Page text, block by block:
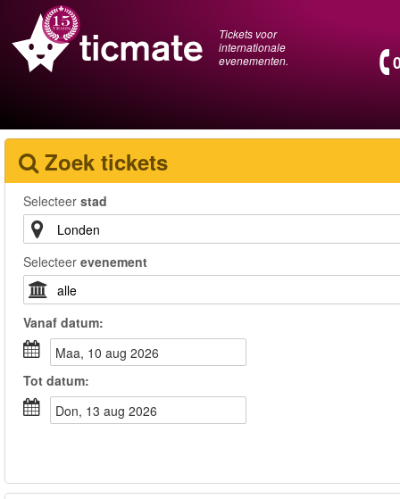
Tickets voor
internationale
evenementen.
Zoek tickets
Selecteer stad
Selecteer evenement
Vanaf datum:
maa, 10 aug 2026
Tot datum:
don, 13 aug 2026